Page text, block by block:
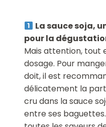
La sauce soja,
pour la
Mais attention, tout
dosage. Pour
doit, il est
délicatement la
cru dans la sauce
entre ses